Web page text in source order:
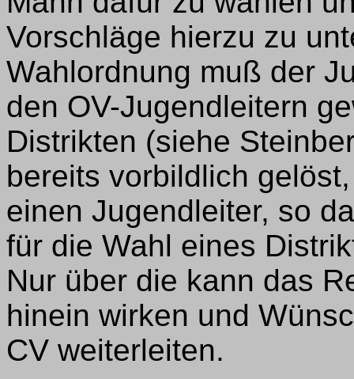
Vorschläge hierzu zu
Wahlordnung muß der
den OV-Jugendleitern
Distrikten (siehe
bereits vorbildlich
einen Jugendleiter, so
für die Wahl eines
Nur über die kann das
hinein wirken und
CV weiterleiten.